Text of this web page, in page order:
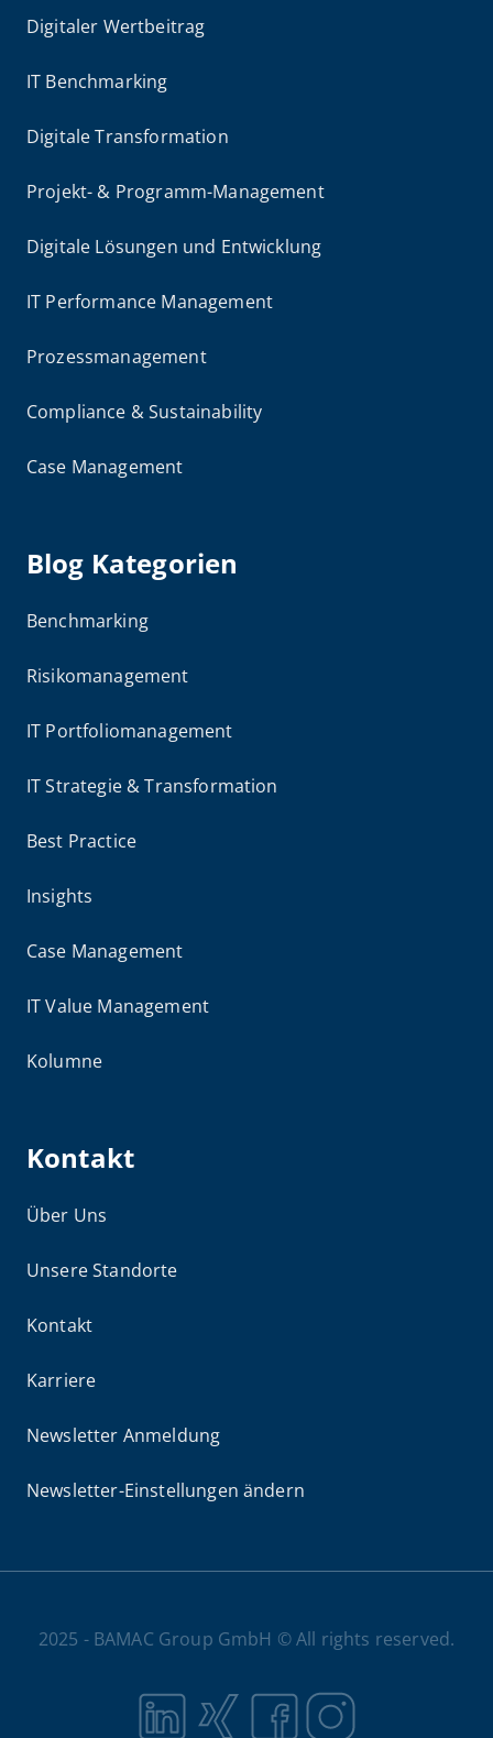
Digitaler Wertbeitrag
IT Benchmarking
Digitale Transformation
Projekt- & Programm-Management
Digitale Lösungen und Entwicklung
IT Performance Management
Prozessmanagement
Compliance & Sustainability
Case Management
Blog Kategorien
Benchmarking
Risikomanagement
IT Portfoliomanagement
IT Strategie & Transformation
Best Practice
Insights
Case Management
IT Value Management
Kolumne
Kontakt
Über Uns
Unsere Standorte
Kontakt
Karriere
Newsletter Anmeldung
Newsletter-Einstellungen ändern
2025 - BAMAC Group GmbH © All rights reserved.